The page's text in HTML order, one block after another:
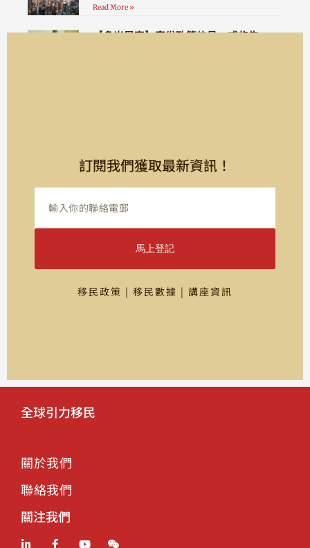
Read More »
【多米尼克】突发政策信号，或将告
訂閱我們獲取最新資訊！
馬上登記
移民政策 | 移民數據 | 講座資訊
全球引力移民
關於我們
聯絡我們
關注我們